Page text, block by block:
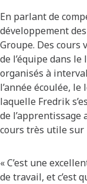
En parlant de
développement
Groupe. Des cours
de l’équipe dans
organisés à
l’année écoulée,
laquelle Fredrik
de l’apprentissage
cours très utile sur
« C’est une
de travail, et c’est